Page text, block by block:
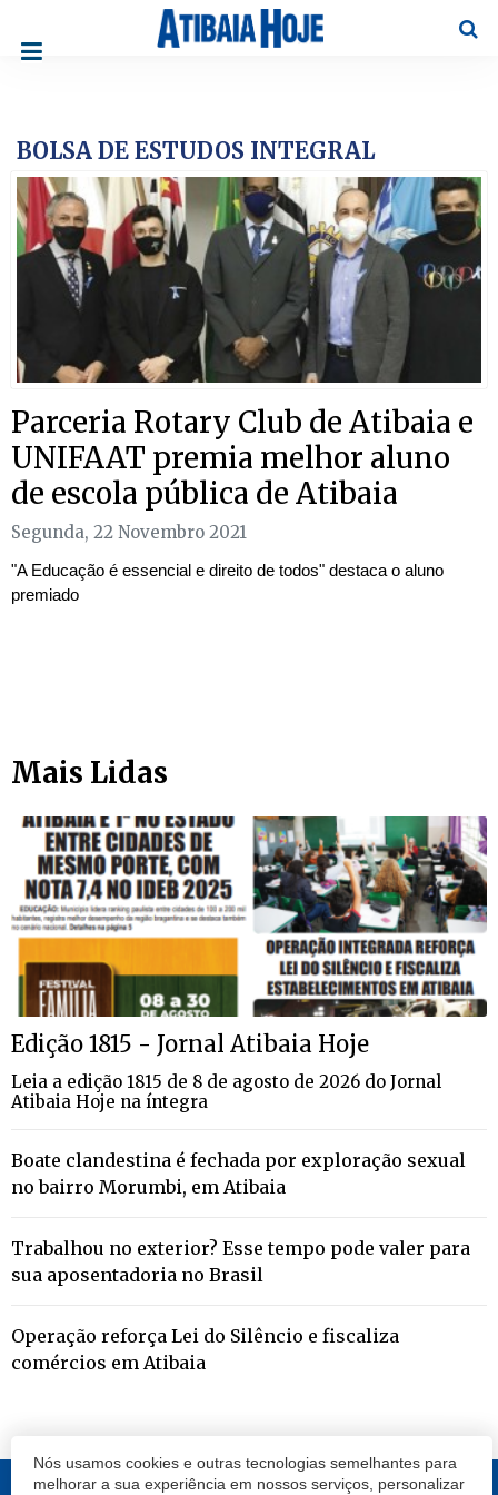
Nós usamos cookies e outras tecnologias semelhantes para
melhorar a sua experiência em nossos serviços, personalizar
BOLSA DE ESTUDOS INTEGRAL
Parceria Rotary Club de Atibaia e
UNIFAAT premia melhor aluno
de escola pública de Atibaia
Segunda, 22 Novembro 2021
"A Educação é essencial e direito de todos" destaca o aluno
premiado
Mais Lidas
Edição 1815 - Jornal Atibaia Hoje
Leia a edição 1815 de 8 de agosto de 2026 do Jornal
Atibaia Hoje na íntegra
Boate clandestina é fechada por exploração sexual
no bairro Morumbi, em Atibaia
Trabalhou no exterior? Esse tempo pode valer para
sua aposentadoria no Brasil
Operação reforça Lei do Silêncio e fiscaliza
comércios em Atibaia